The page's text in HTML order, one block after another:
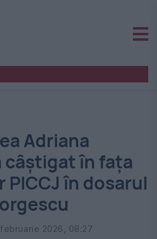
Adriana
câștigat în fața
în dosarul
2026, 08:27